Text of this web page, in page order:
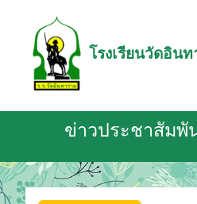
โรงเรียนวัดอินท
ข่าวประชาสัมพั